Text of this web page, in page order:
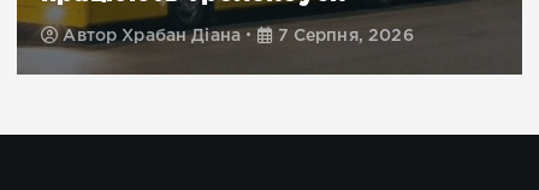
Автор Храбан Діана 7 Серпня, 2026